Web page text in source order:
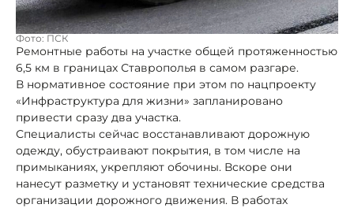
Фото: ПСК
Ремонтные работы на участке общей протяженностью
6,5 км в границах Ставрополья в самом разгаре.
В нормативное состояние при этом по нацпроекту
«Инфраструктура для жизни» запланировано
привести сразу два участка.
Специалисты сейчас восстанавливают дорожную
одежду, обустраивают покрытия, в том числе на
примыканиях, укрепляют обочины. Вскоре они
нанесут разметку и установят технические средства
организации дорожного движения. В работах